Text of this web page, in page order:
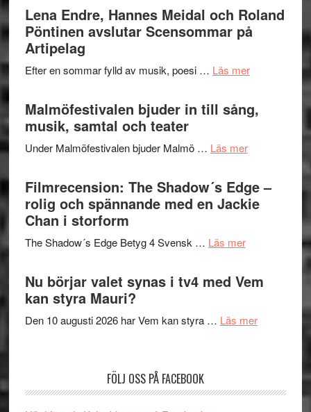
Delvis
bortom
terräng
–
Lena Endre, Hannes Meidal och Roland
Pöntinen avslutar Scensommar på
Artipelag
Efter en sommar fylld av musik, poesi … Läs merom
Hannes
Pöntinen
avslutar
Scensommar
Malmöfestivalen bjuder in till sång,
musik, samtal och teater
Under Malmöfestivalen bjuder Malmö … Läs merom
in
till
och
Filmrecension: The Shadow´s Edge –
rolig och spännande med en Jackie
Chan i storform
The Shadow´s Edge Betyg 4 Svensk … Läs merom
Filmrecension:
Shadow
Edge
spännande
Nu börjar valet synas i tv4 med Vem
kan styra Mauri?
Den 10 augusti 2026 har Vem kan styra … Läs merom
FÖLJ OSS PÅ FACEBOOK